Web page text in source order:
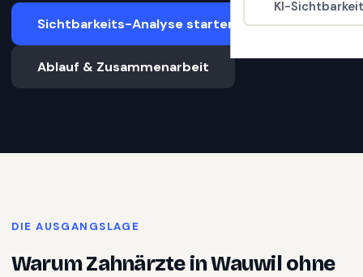
KI-
Sichtbarkeits-Analyse starten
Ablauf & Zusammenarbeit
DIE AUSGANGSLAGE
WarumZahnärzteinWauwilohne